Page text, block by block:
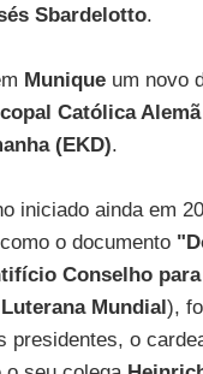
Sbardelotto.
Muniqueum novo
Católica
(EKD).
iniciado ainda em
o documento
Conselho
Mundial),
presidentes, o